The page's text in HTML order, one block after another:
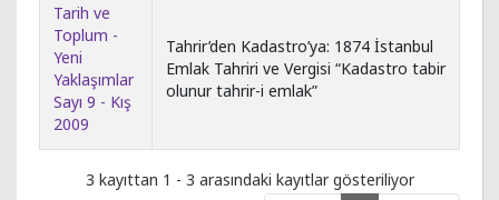
Tarih ve
Toplum -
Yeni
Yaklaşımlar
Sayı 9 - Kış
2009
Tahrir’den Kadastro’ya: 1874 İstanbul
Emlak Tahriri ve Vergisi “Kadastro tabir
olunur tahrir-i emlak”
3 kayıttan 1 - 3 arasındaki kayıtlar gösteriliyor